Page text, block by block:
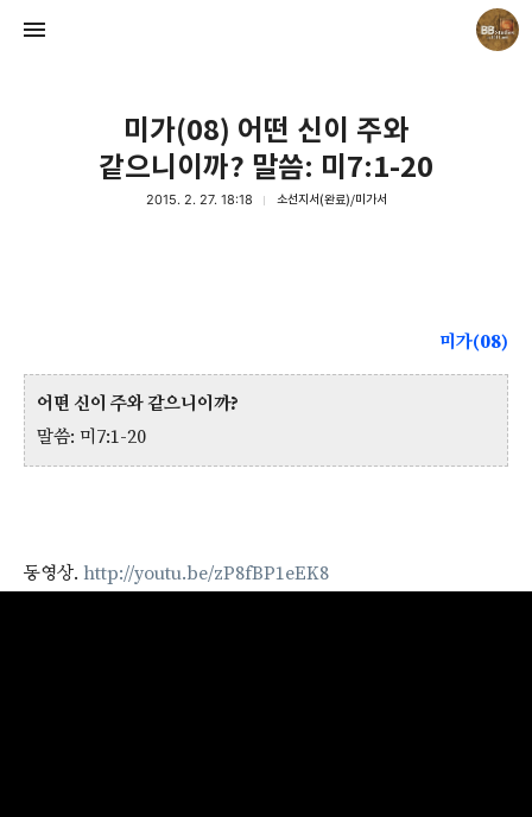
미가(08) 어떤 신이 주와
같으니이까? 말씀: 미7:1-20
2015. 2. 27. 18:18 소선지서(완료)/미가서
미가(08)
어떤 신이 주와 같으니이까?
말씀: 미7:1-20
동영상. http://youtu.be/zP8fBP1eEK8